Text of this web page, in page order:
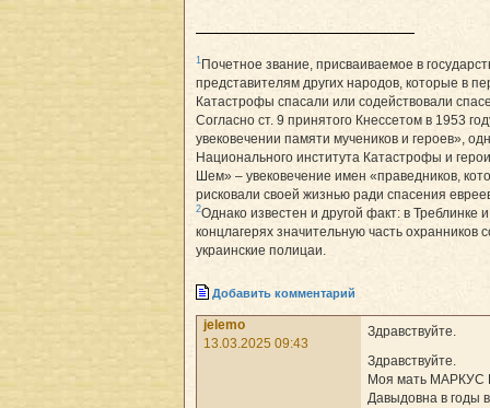
1Почетное звание, присваиваемое в
представителям других народов, которые в
Катастрофы спасали или содействовали
Согласно ст. 9 принятого Кнессетом в 1953
увековечении памяти мучеников и героев»,
Национального института Катастрофы и
Шем» – увековечение имен «праведников,
рисковали своей жизнью ради спасения
2Однако известен и другой факт: в Треблинке и
концлагерях значительную часть охранников
украинские полицаи.
Добавить комментарий
jelemo
13.03.2025 09:43
Здравствуйте.
Здравствуйте.
Моя мать МАРКУС
Давыдовна в годы